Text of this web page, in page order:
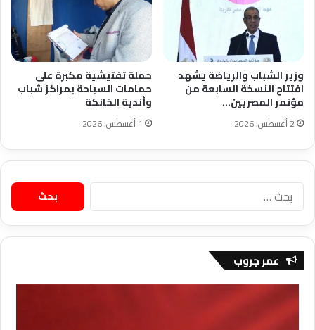
وزير الشباب والرياضة يشهد
افتتاح النسخة السابعة من
مؤتمر المصريين…
2 أغسطس، 2026
حملة تفتيشية مكبرة على
حمامات السباحة بمراكز شباب
وأندية الخانكة
1 أغسطس، 2026
البحث
عن:
عمر جروب